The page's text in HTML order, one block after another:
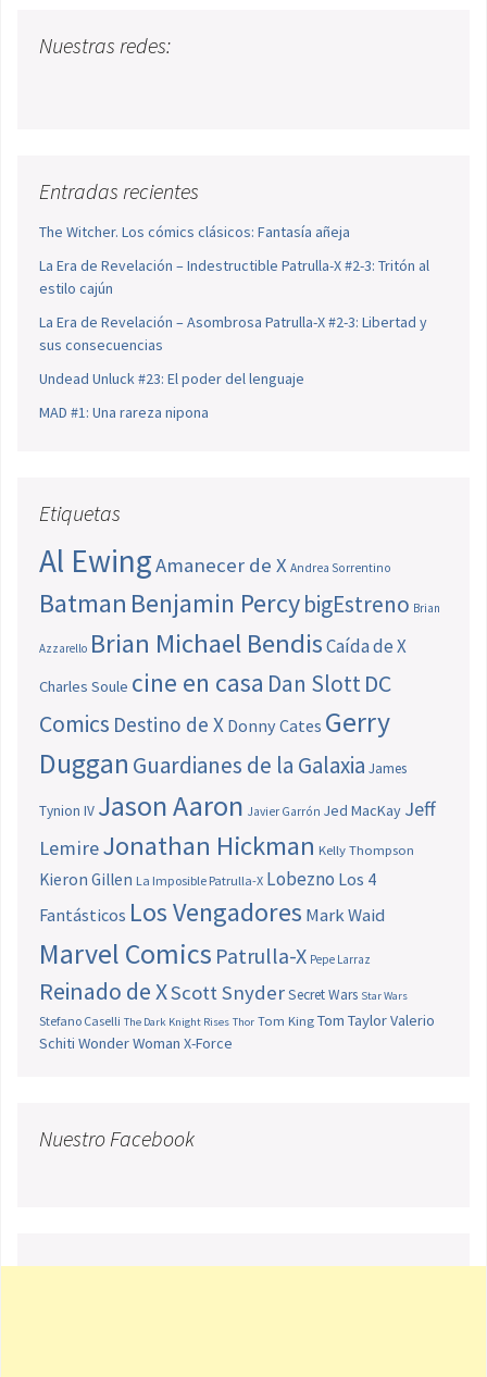
Nuestras redes:
Entradas recientes
The Witcher. Los cómics clásicos: Fantasía añeja
La Era de Revelación – Indestructible Patrulla-X #2-3: Tritón al
estilo cajún
La Era de Revelación – Asombrosa Patrulla-X #2-3: Libertad y
sus consecuencias
Undead Unluck #23: El poder del lenguaje
MAD #1: Una rareza nipona
Etiquetas
Al EwingAmanecer de X Andrea Sorrentino
Batman Benjamin PercybigEstreno Brian
Azzarello Brian Michael BendisCaída de X
Charles Soule cine en casa Dan SlottDC
Comics Destino de X Donny Cates Gerry
Duggan Guardianes de la Galaxia James
Tynion IV Jason Aaron Javier Garrón Jed MacKay Jeff
LemireJonathan Hickman Kelly Thompson
Kieron Gillen La Imposible Patrulla-X Lobezno Los 4
Fantásticos Los Vengadores Mark Waid
Marvel Comics Patrulla-X Pepe Larraz
Reinado de XScott SnyderSecret Wars Star Wars
Stefano Caselli The Dark Knight Rises Thor Tom King Tom TaylorValerio
Schiti Wonder Woman X-Force
Nuestro Facebook